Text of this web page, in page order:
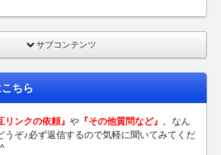
サブコンテンツ
ちら
リンクの依頼』 や 『その他質問など』 。なん
うぞ♪必ず返信するので気軽に聞いてみてくだ